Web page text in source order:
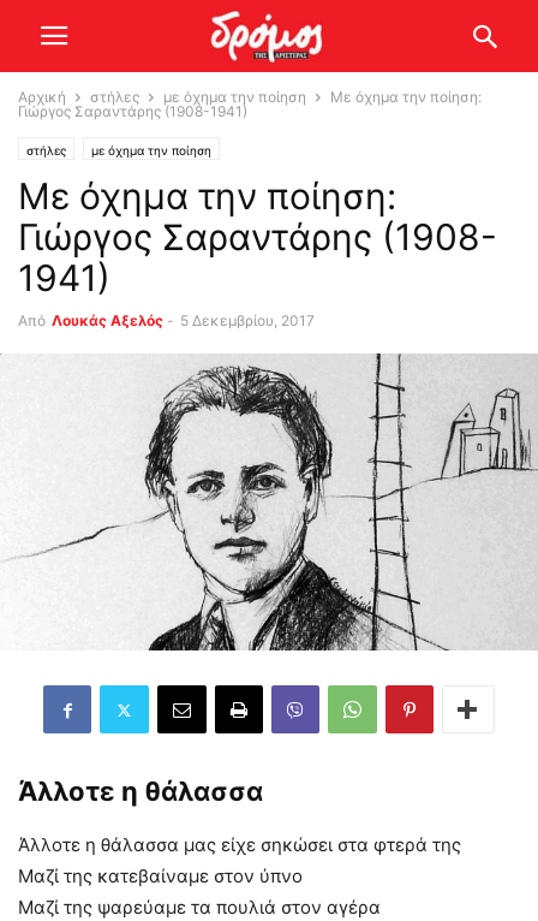
Αρχική στήλες με όχημα την ποίηση
Με όχημα την ποίηση:
Γιώργος Σαραντάρης (1908-1941)
στήλες με όχημα την ποίηση
Με όχημα την ποίηση:
Γιώργος Σαραντάρης (1908-
1941)
Από Λουκάς Αξελός - 5 Δεκεμβρίου, 2017
Άλλοτε η θάλασσα
Άλλοτε η θάλασσα μας είχε σηκώσει στα φτερά της
Μαζί της κατεβαίναμε στον ύπνο
Μαζί της ψαρεύαμε τα πουλιά στον αγέρα